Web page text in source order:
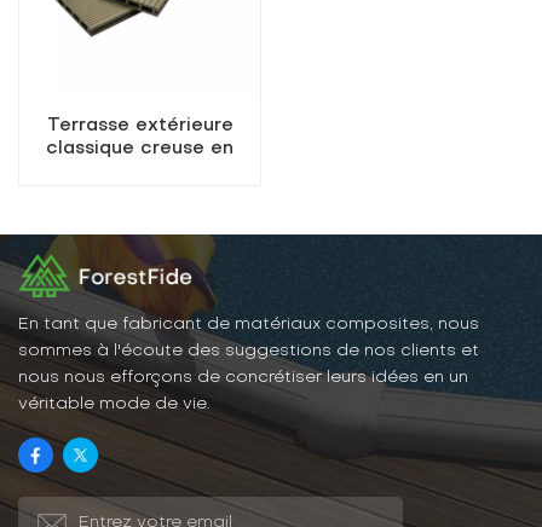
Terrasse extérieure
classique creuse en
En tant que fabricant de matériaux composites, nous
sommes à l'écoute des suggestions de nos clients et
nous nous efforçons de concrétiser leurs idées en un
véritable mode de vie.